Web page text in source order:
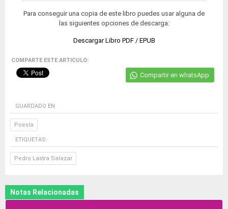
Para conseguir una copia de este libro puedes usar alguna de
las siguientes opciones de descarga:
Descargar Libro PDF / EPUB
COMPARTE ESTE ARTICULO:
Compartir en whatsApp
GUARDADO EN
Poesía
ETIQUETAS:
Pedro Lastra Salazar
Notas Relacionadas